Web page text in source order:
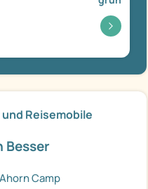
Reisemobile
Besser
Ahorn Camp